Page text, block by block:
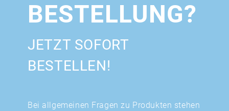
BESTELLUNG?
JETZT SOFORT
BESTELLEN!
Bei allgemeinen Fragen zu Produkten stehen